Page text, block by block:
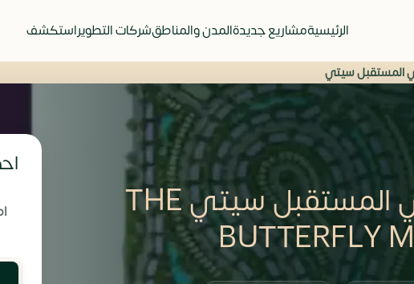
الرئيسيةمشاريع جديدةالمدن والمناطقشركات التطويراستكشف
المستقبل سيتي
كمبوند ذا بترفلاي المستقبل سيتي THE
BUTTERFLY